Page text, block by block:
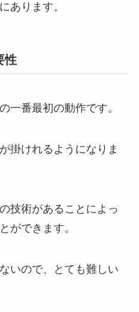
あります。
性
一番最初の動作です。
掛けれるようになりま
技術があることによっ
ができます。
いので、とても難しい